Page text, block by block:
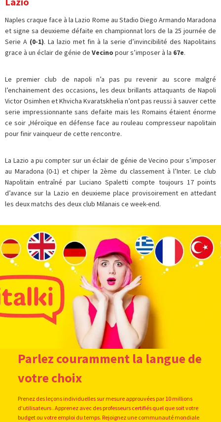
Naples craque face à la Lazio Rome au Stadio Diego Armando Maradona
et signe sa deuxieme défaite en championnat lors de la 25 journée de
Serie A (0-1). La lazio met fin à la serie d’invincibilité des Napolitains
grace à un éclair de génie de Vecino pour s’imposer à la 67e.
Le premier club de napoli n’a pas pu revenir au score malgré
l’enchainement des occasions, les deux brillants attaquants de Napoli
Victor Osimhen et Khvicha Kvaratskhelia n’ont pas reussi à sauver cette
serie impressionnante sans defaite mais les Romains étaient énorme
ce soir ,Héroïque en défense face au rouleau compresseur napolitain
pour finir vainqueur de cette rencontre.
La Lazio a pu compter sur un éclair de génie de Vecino pour s’imposer
au Maradona (0-1) et chiper la 2ème du classement à l’Inter. Le club
Napolitain entraîné par Luciano Spaletti compte toujours 17 points
d’avance sur la Lazio en deuxieme place provisoirement en attedant
les deux matchs des deux club Milanais ce week-end.
Parlez couramment la langue de
votre choix
Prenez des leçons individuelles sur mesure approuvées par 10 millions
d’utilisateurs . Apprenez avec des professeurs certifiés quel que soit votre
budget ou votre emploi du temps. Rejoignez une communauté mondiale